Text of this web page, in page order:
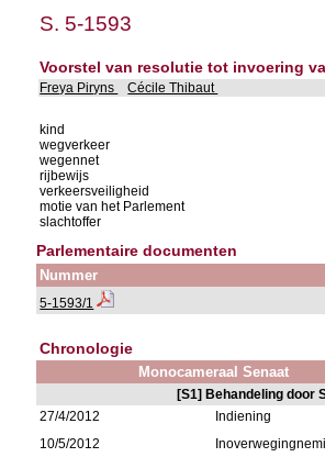
S. 5-1593
Voorstel van resolutie tot invoering
Freya Piryns Cécile Thibaut
kind
wegverkeer
wegennet
rijbewijs
verkeersveiligheid
motie van het Parlement
slachtoffer
Parlementaire documenten
Nummer
5-1593/1
Chronologie
Monocameraal Senaat
[S1] Behandeling door
27/4/2012
Indiening
10/5/2012